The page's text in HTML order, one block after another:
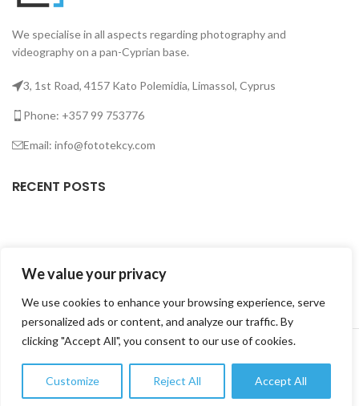
We value your privacy
We use cookies to enhance your browsing experience, serve
personalized ads or content, and analyze our traffic. By
clicking "Accept All", you consent to our use of cookies.
Customize Reject All Accept All
We specialise in all aspects regarding photography and
videography on a pan-Cyprian base.
3, 1st Road, 4157 Kato Polemidia, Limassol, Cyprus
Phone: +357 99 753776
Email: info@fototekcy.com
RECENT POSTS
PRODUCT CATEGORIES
FOTOTEK 2026 CREATED BY DIGITAL MARKETING CITY
0